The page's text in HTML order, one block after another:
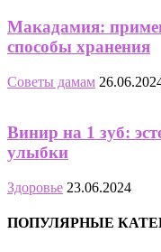
Макадамия:
способы хранения
Советы дамам
Винир на 1 зуб:
улыбки
Здоровье 23.06.2024
ПОПУЛЯРНЫЕ